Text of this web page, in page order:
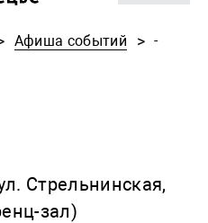
Афиша событий -
Стрельнинская,
зал)